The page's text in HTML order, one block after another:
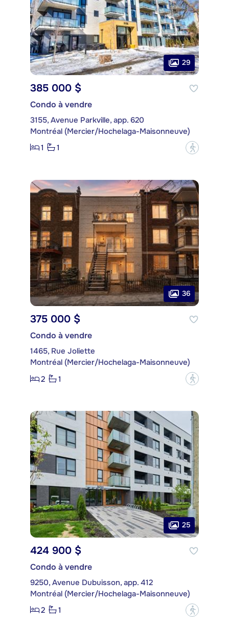
29
385 000 $
Condo à vendre
3155, Avenue Parkville, app. 620
Montréal (Mercier/Hochelaga-Maisonneuve)
1
1 ?
36
375 000 $
Condo à vendre
1465, Rue Joliette
Montréal (Mercier/Hochelaga-Maisonneuve)
2
1 ?
25
424 900 $
Condo à vendre
9250, Avenue Dubuisson, app. 412
Montréal (Mercier/Hochelaga-Maisonneuve)
2
1 ?